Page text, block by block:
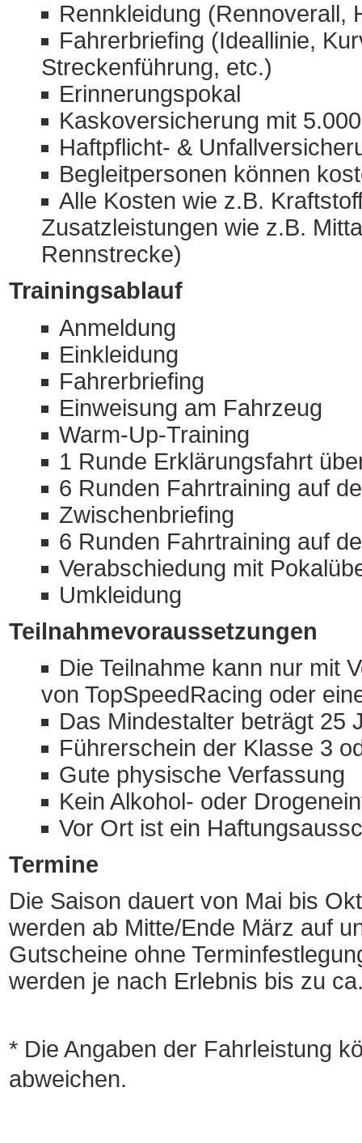
Rennkleidung (Rennoverall,
Fahrerbriefing (Ideallinie,
Streckenführung, etc.)
Erinnerungspokal
Kaskoversicherung mit
Haftpflicht- &
Begleitpersonen können
Alle Kosten wie z.B.
Zusatzleistungen wie z.B.
Rennstrecke)
Trainingsablauf
Anmeldung
Einkleidung
Fahrerbriefing
Einweisung am Fahrzeug
Warm-Up-Training
1 Runde Erklärungsfahrt
6 Runden Fahrtraining auf
Zwischenbriefing
6 Runden Fahrtraining auf
Verabschiedung mit
Umkleidung
Teilnahmevoraussetzungen
Die Teilnahme kann nur mit
von TopSpeedRacing oder
Das Mindestalter beträgt 25
Führerschein der Klasse 3
Gute physische Verfassung
Kein Alkohol- oder
Vor Ort ist ein
Termine
Die Saison dauert von Mai bis
werden ab Mitte/Ende März auf
Gutscheine ohne
werden je nach Erlebnis bis zu
* Die Angaben der Fahrleistung
abweichen.